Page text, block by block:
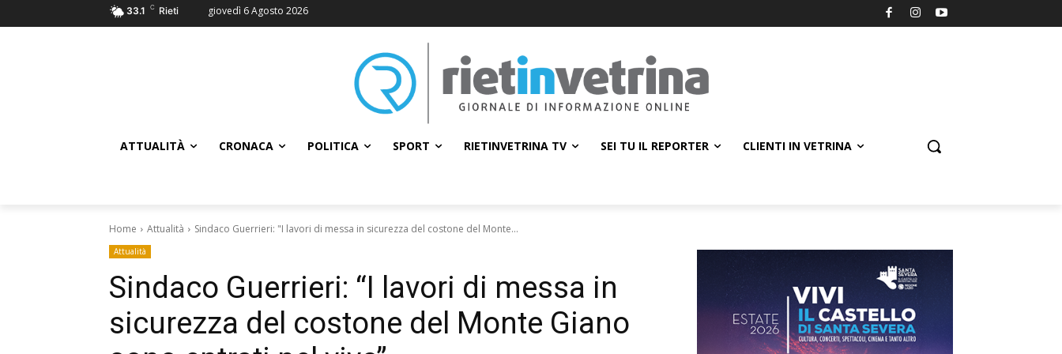
33.1 C Rieti giovedì 6 Agosto 2026
ATTUALITÀ CRONACA POLITICA SPORT RIETINVETRINA TV SEI TU IL REPORTER CLIENTI IN VETRINA
Home Attualità Sindaco Guerrieri: "I lavori di messa in sicurezza del costone del Monte...
Attualità
Sindaco Guerrieri: “I lavori di messa in
sicurezza del costone del Monte Giano